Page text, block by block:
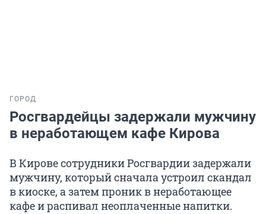
ГОРОД
Росгвардейцы задержали мужчину
в неработающем кафе Кирова
В Кирове сотрудники Росгвардии задержали
мужчину, который сначала устроил скандал
в киоске, а затем проник в неработающее
кафе и распивал неоплаченные напитки.